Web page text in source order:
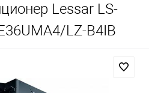
Lessar LS-
LZ-B4IB